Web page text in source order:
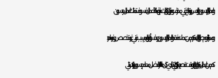
و اعمال الجبسون والجبس بورد تحتاج فني محترف وخبير، فإن كان لديك خبرة بهذه الأعمال فسوف تمتلك اعمال جبسون
و ممتازة تدوم طوال العمر، كم من عملاء فقدوا اعمال الجبسون وخسروا أموالهم بسبب فني غير متخصص وغير ماهر.
كم من اعمال ديكورات انهارت بوقت قصير بعد تركيبها، لكي تتفادي كل هذا اخترنا لك افضل معلم جبسون بورد باكستاني